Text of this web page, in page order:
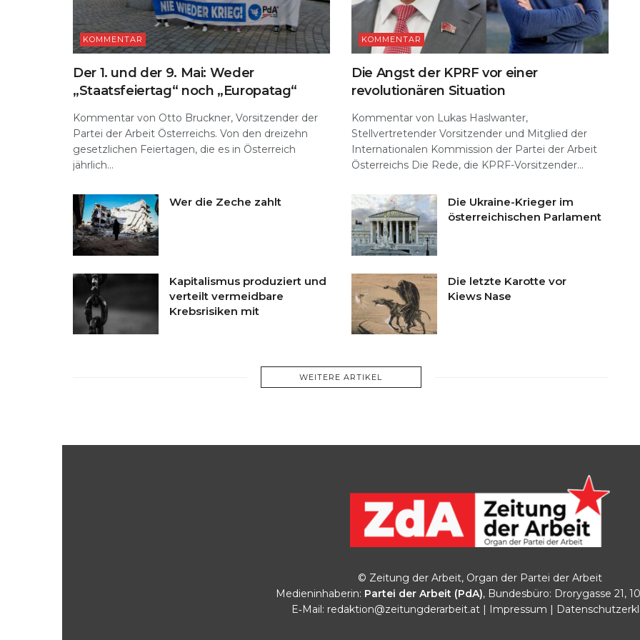
KOMMENTAR
Der 1. und der 9. Mai: Weder
„Staatsfeiertag“ noch „Europatag“
Kommentar von Otto Bruckner, Vorsitzender der
Partei der Arbeit Österreichs. Von den dreizehn
gesetzlichen Feiertagen, die es in Österreich
jährlich...
KOMMENTAR
Die Angst der KPRF vor einer
revolutionären Situation
Kommentar von Lukas Haslwanter,
Stellvertretender Vorsitzender und Mitglied der
Internationalen Kommission der Partei der Arbeit
Österreichs Die Rede, die KPRF-Vorsitzender...
Wer die Zeche zahlt
Die Ukraine-Krieger im
österreichischen Parlament
Kapitalismus produziert und
verteilt vermeidbare
Krebsrisiken mit
Die letzte Karotte vor
Kiews Nase
WEITERE ARTIKEL
© Zeitung der Arbeit, Organ der Partei der Arbeit
Medieninhaberin: Partei der Arbeit (PdA), Bundesbüro: Drorygasse 21,
E‑Mail: redaktion@zeitungderarbeit.at | Impressum |